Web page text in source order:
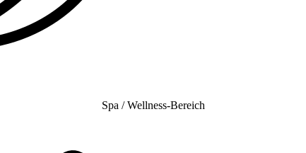
Spa / Wellness-Bereich